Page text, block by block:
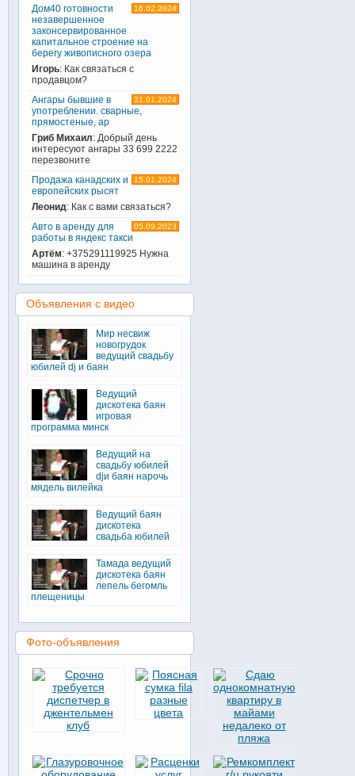
16.02.2024
Дом40 готовности
незавершенное
законсервированное
капитальное строение на
берегу живописного озера
Игорь: Как связаться с
продавцом?
31.01.2024
Ангары бывшие в
употреблении. сварные,
прямостеные, ар
Гриб Михаил: Добрый день
интересуют ангары 33 699 2222
перезвоните
15.01.2024
Продажа канадских и
европейских рысят
Леонид: Как с вами связаться?
05.09.2023
Авто в аренду для
работы в яндекс такси
Артём: +375291119925 Нужна
машина в аренду
Объявления с видео
Мир несвиж
новогрудок
ведущий свадьбу
юбилей dj и баян
Ведущий
дискотека баян
игровая
программа минск
Ведущий на
свадьбу юбилей
djи баян нарочь
мядель вилейка
Ведущий баян
дискотека
свадьба юбилей
Тамада ведущий
дискотека баян
лепель бегомль
плещеницы
Фото-объявления